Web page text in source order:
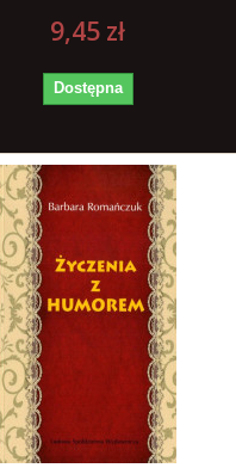
9,45 zł
Dostępna